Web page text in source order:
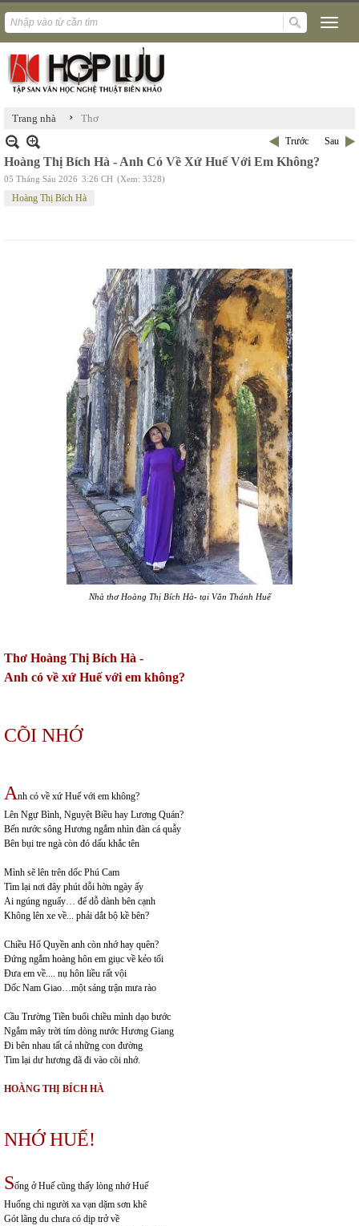
Trang nhà › Thơ
Trước Sau
Hoàng Thị Bích Hà - Anh Có Về Xứ Huế Với Em Không?
05 Tháng Sáu 2026 3:26 CH (Xem: 3328)
Hoàng Thị Bích Hà
Nhà thơ Hoàng Thị Bích Hà- tại Văn Thánh Huế
Thơ Hoàng Thị Bích Hà -
Anh có về xứ Huế với em không?
CÕI NHỚ
Anh có về xứ Huế với em không?
Lên Ngự Bình, Nguyệt Biều hay Lương Quán?
Bến nước sông Hương ngắm nhìn đàn cá quẫy
Bên bụi tre ngà còn đó dấu khắc tên
Mình sẽ lên trên dốc Phú Cam
Tìm lại nơi đây phút dỗi hờn ngày ấy
Ai ngúng nguẩy… để dỗ dành bên cạnh
Không lên xe về... phải dắt bộ kề bên?
Chiều Hổ Quyền anh còn nhớ hay quên?
Đứng ngắm hoàng hôn em giục về kẻo tối
Đưa em về.... nụ hôn liều rất vội
Dốc Nam Giao…một sáng trận mưa rào
Cầu Trường Tiền buổi chiều mình dạo bước
Ngắm mây trời tím dòng nước Hương Giang
Đi bên nhau tất cả những con đường
Tìm lại dư hương đã đi vào cõi nhớ.
HOÀNG THỊ BÍCH HÀ
NHỚ HUẾ!
Sống ở Huế cũng thấy lòng nhớ Huế
Huống chi người xa vạn dặm sơn khê
Gót lãng du chưa có dịp trở về